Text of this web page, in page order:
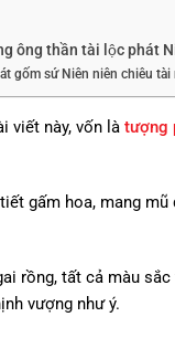
ông thần tài lộc phát
gốm sứ Niên niên chiêu
viết này, vốn là tượng
gấm hoa, mang
rồng, tất cả màu
vượng như ý.